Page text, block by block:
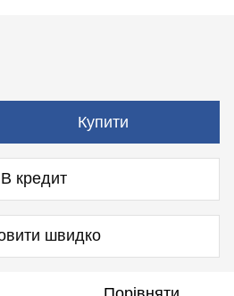
Купити
В кредит
швидко